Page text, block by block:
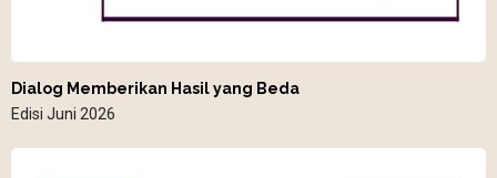
Dialog Memberikan Hasil yang Beda
Edisi Juni 2026